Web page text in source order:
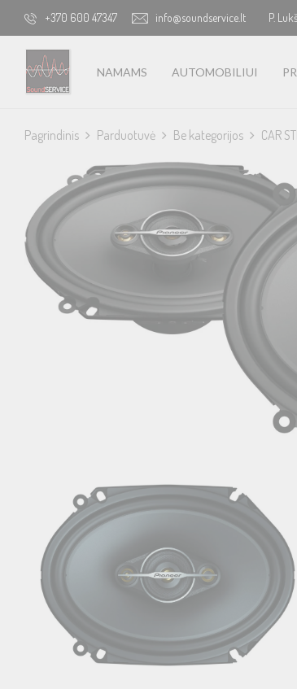
+370 600 47347 info@soundservice.lt P.
NAMAMS AUTOMOBILIUI
Pagrindinis Parduotuvė Be kategorijos CAR
Pavyzdžiui,
Pavyzdžiui, skolinantis
€,